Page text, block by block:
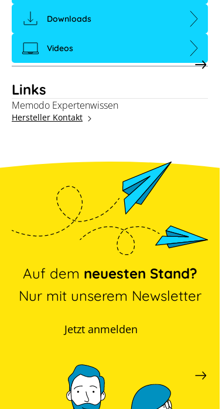
anpassen
Links
Memodo Expertenwissen
Hersteller Kontakt
Downloads
Videos
Auf dem neuesten Stand?
Nur mit unserem Newsletter
Jetzt anmelden